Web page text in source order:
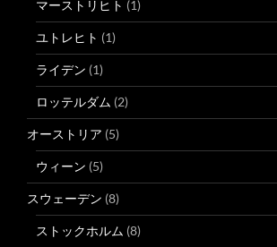
マーストリヒト (1)
ユトレヒト (1)
ライデン (1)
ロッテルダム (2)
オーストリア (5)
ウィーン (5)
スウェーデン (8)
ストックホルム (8)